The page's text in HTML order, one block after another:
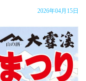
2026年04月15日